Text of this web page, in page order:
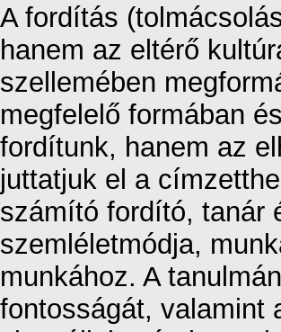
A fordítás
hanem az eltérő
szellemében
megfelelő formában
fordítunk, hanem az
juttatjuk el a
számító fordító, tanár
szemléletmódja,
munkához. A
fontosságát, valamint